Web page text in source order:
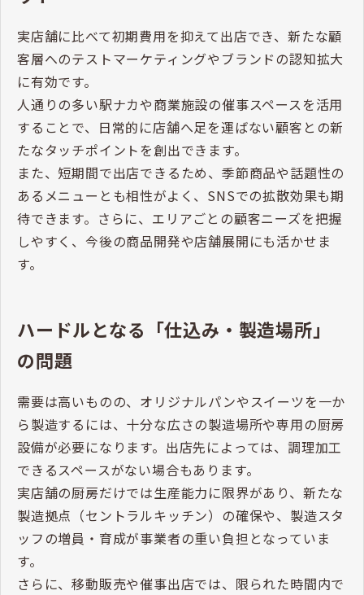
実店舗に比べて初期費用を抑えて出店でき、新たな顧
客層へのテストマーケティングやブランドの認知拡大
に有効です。
人通りの多い駅ナカや商業施設の催事スペースを活用
することで、日常的に店舗へ足を運ばない顧客との新
たなタッチポイントを創出できます。
また、短期間で出店できるため、季節商品や話題性の
あるメニューとも相性がよく、SNSでの拡散効果も期
待できます。さらに、エリアごとの顧客ニーズを把握
しやすく、今後の商品開発や店舗展開にも活かせま
す。
ハードルとなる「仕込み・製造場所」
の問題
需要は高いものの、オリジナルパンやスイーツを一か
ら製造するには、十分な広さの製造場所や専用の厨房
設備が必要になります。出店先によっては、調理加工
できるスペースがない場合もあります。
実店舗の厨房だけでは生産能力に限界があり、新たな
製造拠点（セントラルキッチン）の確保や、製造スタ
ッフの増員・育成が事業者の重い負担となっていま
す。
さらに、移動販売や催事出店では、限られた時間内で